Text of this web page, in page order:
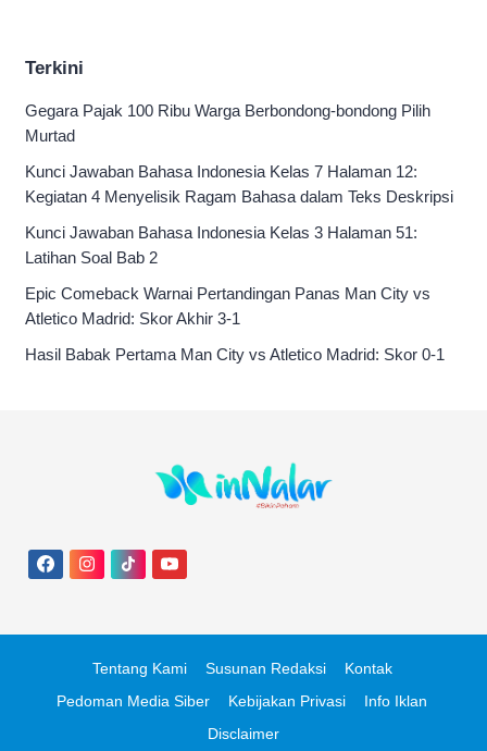
Terkini
Gegara Pajak 100 Ribu Warga Berbondong-bondong Pilih
Murtad
Kunci Jawaban Bahasa Indonesia Kelas 7 Halaman 12:
Kegiatan 4 Menyelisik Ragam Bahasa dalam Teks Deskripsi
Kunci Jawaban Bahasa Indonesia Kelas 3 Halaman 51:
Latihan Soal Bab 2
Epic Comeback Warnai Pertandingan Panas Man City vs
Atletico Madrid: Skor Akhir 3-1
Hasil Babak Pertama Man City vs Atletico Madrid: Skor 0-1
Tentang Kami Susunan Redaksi
Kontak
Pedoman Media Siber
Kebijakan Privasi
Info Iklan
Disclaimer